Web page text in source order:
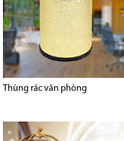
Thùng rác văn phòng